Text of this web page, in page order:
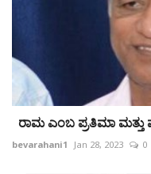
ರಾಮ ಎಂಬ ಪ್ರತಿಮಾ ಮತ್ತು
bevarahani1 Jan 28, 2023 0